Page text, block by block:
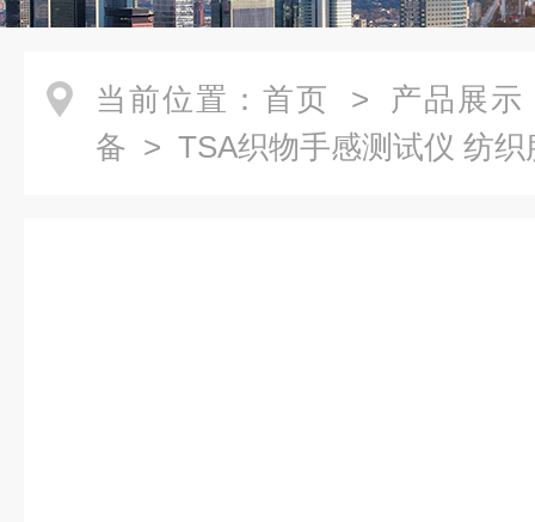
当前位置： 首页 > 产品展示
备 > TSA织物手感测试仪 纺织